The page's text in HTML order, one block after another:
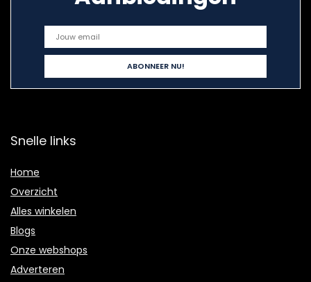
Snelle links
Home
Overzicht
Alles winkelen
Blogs
Onze webshops
Adverteren